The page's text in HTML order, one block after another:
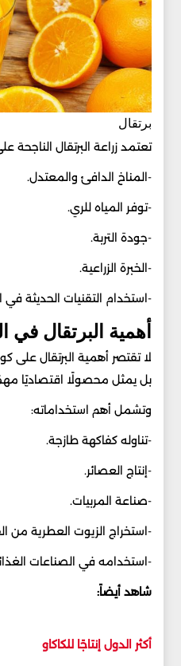
برتقال
تعتمد زراعة البرتقال الناجحة
-المناخ الدافئ والمعتدل.
-توفر المياه للري.
-جودة التربة.
-الخبرة الزراعية.
-استخدام التقنيات الحديثة في
أهمية البرتقال في
لا تقتصر أهمية البرتقال على
بل يمثل محصولًا اقتصاديًا
وتشمل أهم استخداماته:
-تناوله كفاكهة طازجة.
-إنتاج العصائر.
-صناعة المربيات.
-استخراج الزيوت العطرية من
-استخدامه في الصناعات
شاهد أيضاً:
أكثر الدول إنتاجًا للكاكاو